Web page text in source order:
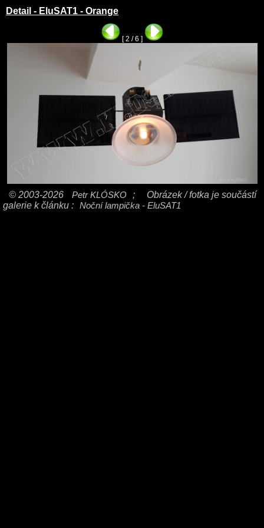
Detail - EluSAT1 - Orange
[ 2 / 6 ]
© 2003-2026 Petr KLÓSKO ;
Obrázek / fotka je součástí
galerie k článku : Noční lampička - EluSAT1